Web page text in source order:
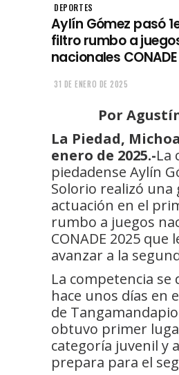
DEPORTES
Aylín Gómez pasó
filtro rumbo a
nacionales
31 DE ENERO DE 2025
Por
La Piedad,
enero de 2025.-La
piedadense Aylín
Solorio realizó una
actuación en el
rumbo a juegos
CONADE 2025 que
avanzar a la
La competencia se
hace unos días en
de
obtuvo primer
categoría juvenil y
prepara para el